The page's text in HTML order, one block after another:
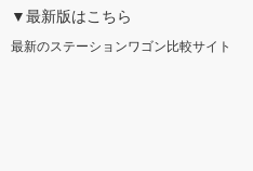
▼最新版はこちら
最新のステーションワゴン比較サイト